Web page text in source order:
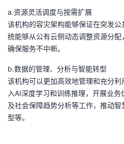
a.资源灵活调度与按需扩展
该机构的容灾架构能够保证在突发
统能够从公有云侧动态调整资源分配
确保服务不中断。
b.数据的管理、分析与智能转型
该机构可以更加高效地管理和充分
入AI深度学习和训练推理，开展业
及社会保障趋势分析等工作，推动
型等。